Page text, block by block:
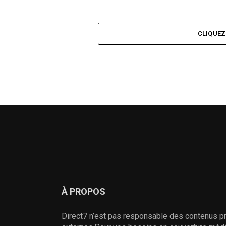
À PROPOS
Direct7 n’est pas responsable des contenus